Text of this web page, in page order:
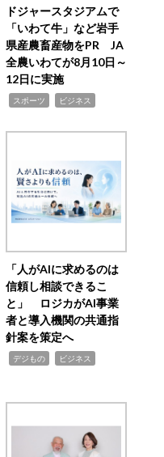
ドジャースタジアムで
「いわて牛」など岩手
県産農畜産物をPR JA
全農いわてが8月10日～
12日に実施
スポーツ ビジネス
「人がAIに求めるのは
信頼し相談できるこ
と」 ロジカがAI事業
者と導入機関の共通指
針案を策定へ
デジもの ビジネス